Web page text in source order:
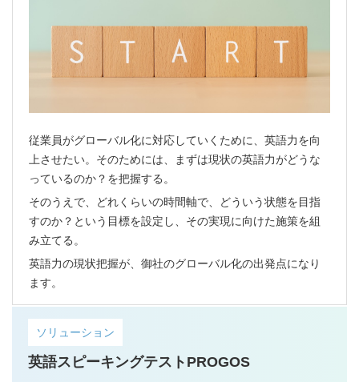
従業員がグローバル化に対応していくために、英語力を向
上させたい。そのためには、まずは現状の英語力がどうな
っているのか？を把握する。
そのうえで、どれくらいの時間軸で、どういう状態を目指
すのか？という目標を設定し、その実現に向けた施策を組
み立てる。
英語力の現状把握が、御社のグローバル化の出発点になり
ます。
ソリューション
英語スピーキングテストPROGOS